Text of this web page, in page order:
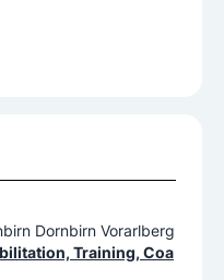
Dornbirn Vorarlberg
Training, Coa